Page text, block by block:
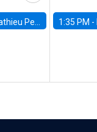
Pedemonte, IDB 1:35 PM -